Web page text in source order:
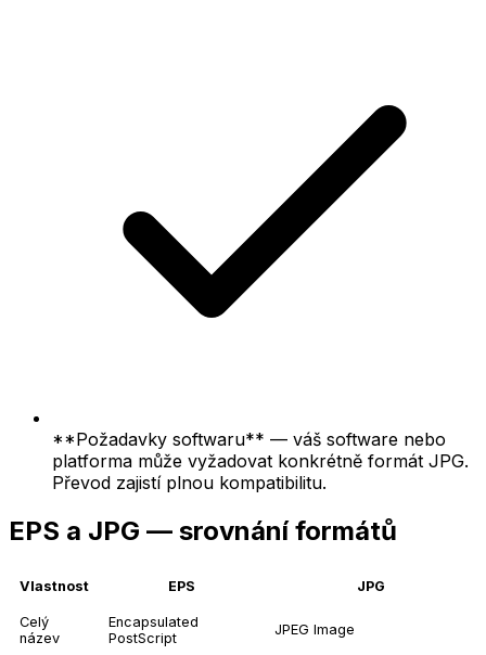
**Požadavky softwaru** — váš software nebo
platforma může vyžadovat konkrétně formát JPG.
Převod zajistí plnou kompatibilitu.
EPS a JPG — srovnání formátů
Vlastnost EPS JPG
Celý
název
Encapsulated
PostScript
JPEG Image